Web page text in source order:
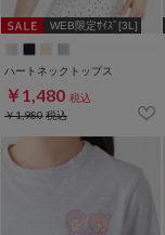
WEB限定ｻｲｽﾞ[3L]
ハートネックトップス
￥1,480 税込
￥1,980税込